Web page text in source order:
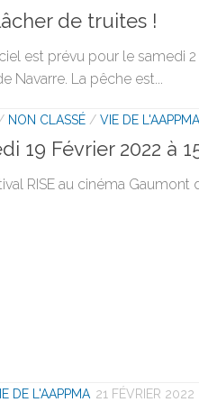
de truites !
est prévu pour le samedi
Navarre. La pêche est...
NON CLASSÉ / VIE DE L'AAPPMA
19 Février 2022 à
RISE au cinéma Gaumont
DE L'AAPPMA 21 FÉVRIER 2022